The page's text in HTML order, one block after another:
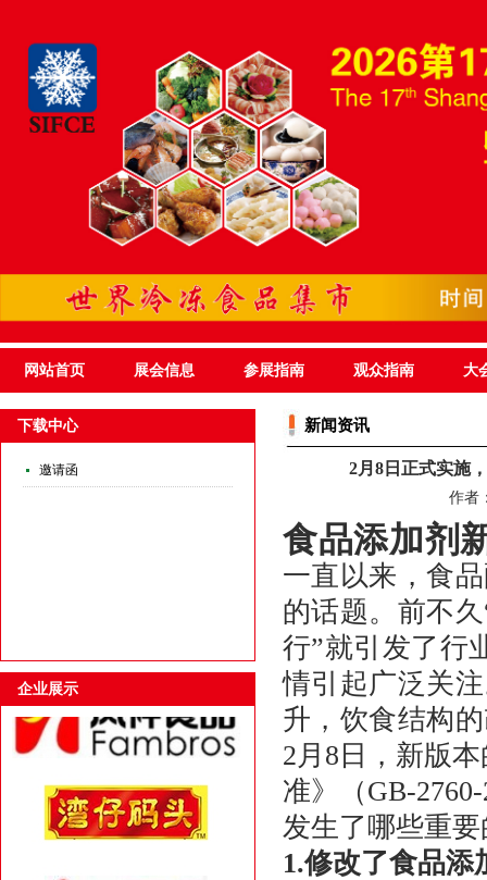
网站首页 展会信息 参展指南 观众指南 大
下载中心
邀请函
企业展示
新闻资讯
2月8日正式实施
作者
食品添加剂
一直以来，食
的话题。前不
行”就引发了行
情引起广泛关
升，饮食结构
2月8日，新版
准》（GB-
发生了哪些重
1.修改了食品添